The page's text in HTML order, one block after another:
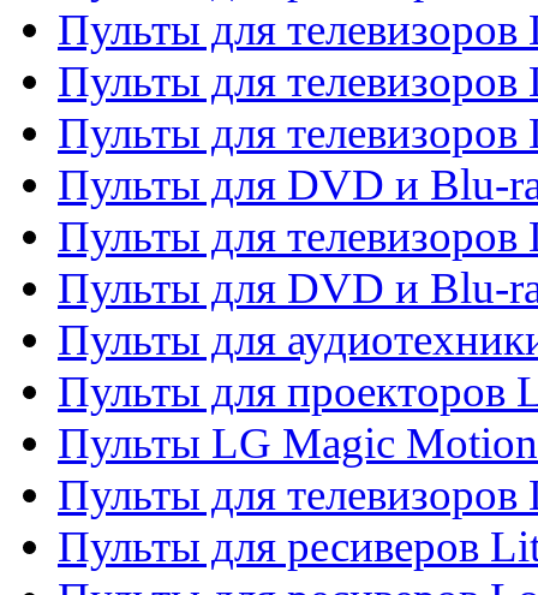
Пульты для телевизоров
Пульты для телевизоров
Пульты для телевизоров
Пульты для DVD и Blu-
Пульты для телевизоров
Пульты для DVD и Blu-
Пульты для
Пульты для проекторов
Пульты LG Magic Motion
Пульты для
Пульты для ресиверов